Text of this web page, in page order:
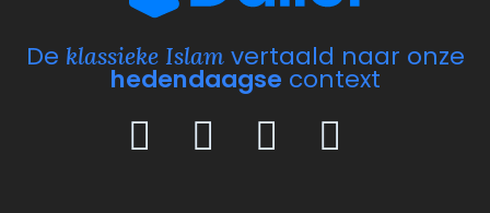
De klassieke Islamvertaald naar onze
hedendaagse context